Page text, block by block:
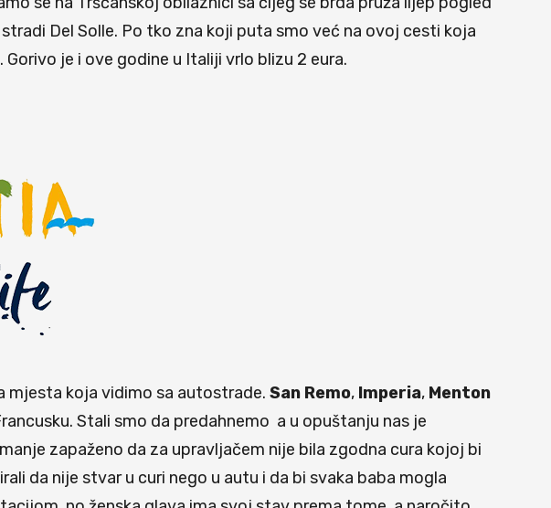
Del Solle. Po tko zna koji puta smo već na ovoj cesti koja
je i ove godine u Italiji vrlo blizu 2 eura.
mjesta koja vidimo sa autostrade. San Remo, Imperia, Menton
Stali smo da predahnemo a u opuštanju nas je
zapaženo da za upravljačem nije bila zgodna cura kojoj bi
da nije stvar u curi nego u autu i da bi svaka baba mogla